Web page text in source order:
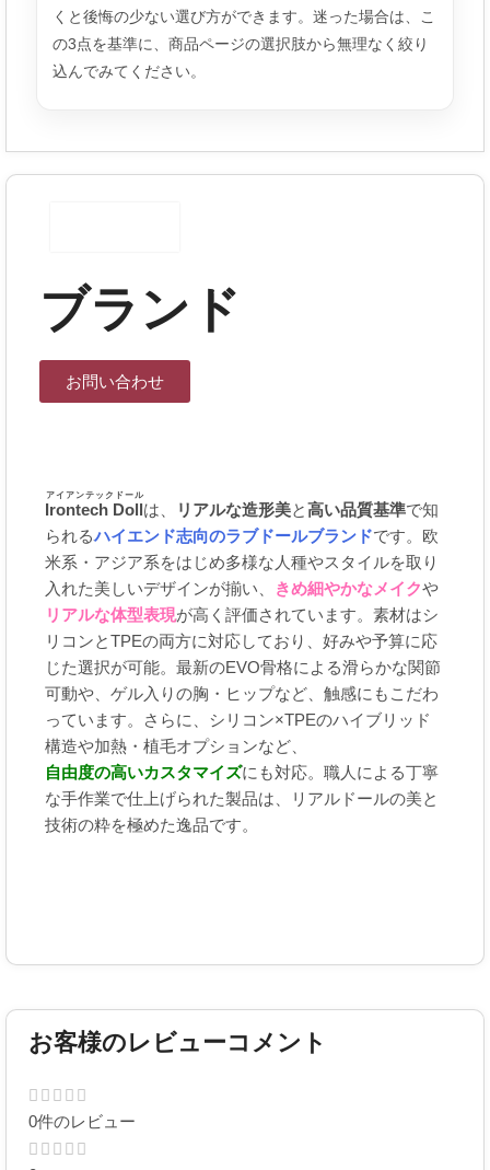
くと後悔の少ない選び方ができます。迷った場合は、こ
の3点を基準に、商品ページの選択肢から無理なく絞り
込んでみてください。
ブランド
お問い合わせ
Irontech Doll
アイアンテックドール
は、 リアルな造形美と高い品質基準で知
られるハイエンド志向のラブドールブランドです。欧
米系・アジア系をはじめ多様な人種やスタイルを取り
入れた美しいデザインが揃い、
きめ細やかなメイクや
リアルな体型表現が高く評価されています。素材はシ
リコンとTPEの両方に対応しており、好みや予算に応
じた選択が可能。最新のEVO骨格による滑らかな関節
可動や、ゲル入りの胸・ヒップなど、触感にもこだわ
っています。さらに、シリコン×TPEのハイブリッド
構造や加熱・植毛オプションなど、
自由度の高いカスタマイズにも対応。職人による丁寧
な手作業で仕上げられた製品は、リアルドールの美と
技術の粋を極めた逸品です。
お客様のレビューコメント
0件のレビュー